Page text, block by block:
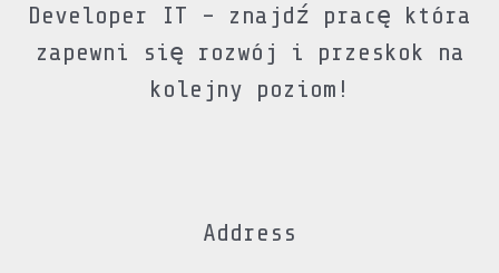
Developer IT – znajdź pracę która
zapewni się rozwój i przeskok na
kolejny poziom!
Address